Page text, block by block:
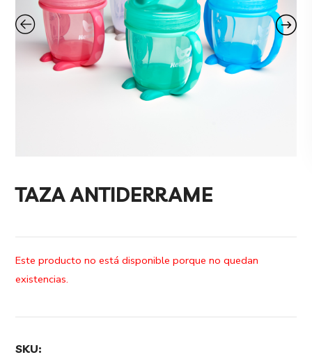
TAZA ANTIDERRAME
SKU:
Este producto no está disponible porque no quedan
existencias.